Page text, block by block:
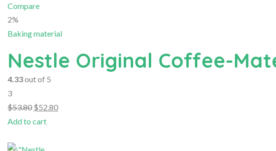
Compare
2%
Baking material
Nestle Original Coffee-
4.33out of 5
3
$53.80 $52.80
Add to cart